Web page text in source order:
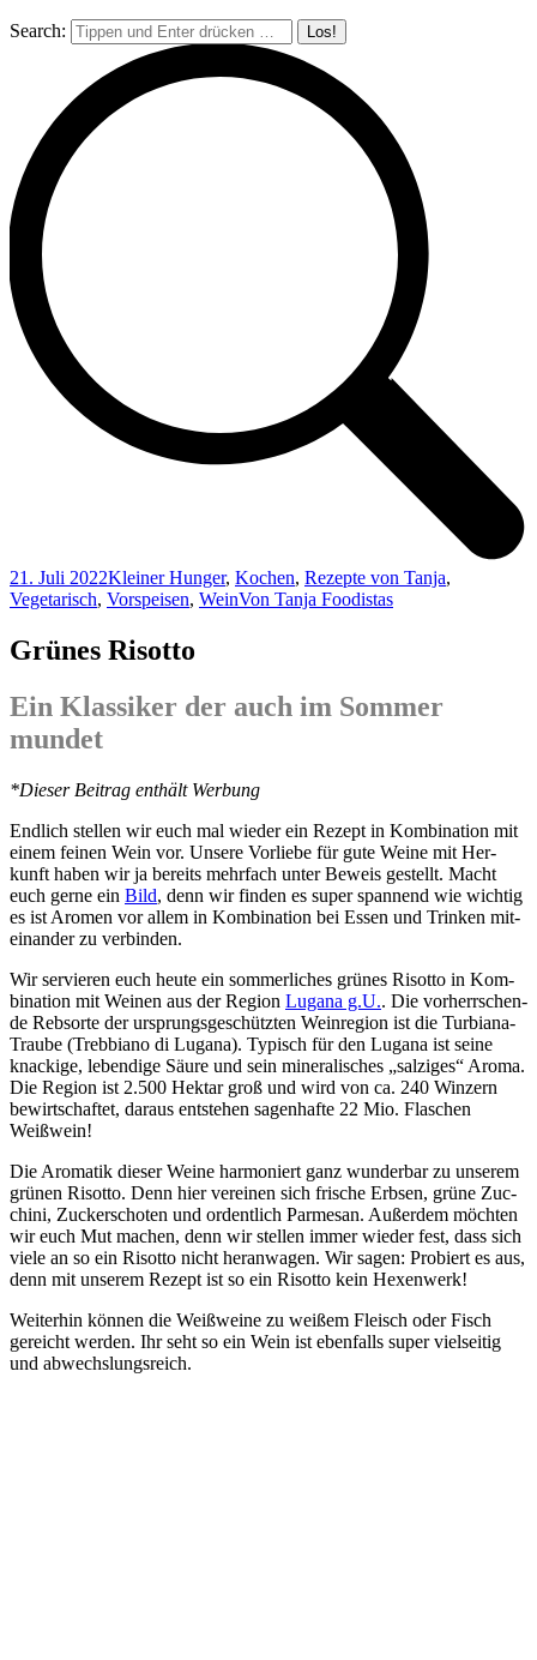
Search:
21. Juli 2022Kleiner Hunger, Kochen, Rezepte von Tanja,
Vegetarisch, Vorspeisen, WeinVon Tanja Foodistas
Grünes Risotto
Ein Klassiker der auch im Sommer
mundet
*Die­ser Bei­trag ent­hält Werbung
End­lich stel­len wir euch mal wie­der ein Rezept in Kom­bi­na­ti­on mit
einem fei­nen Wein vor. Unse­re Vor­lie­be für gute Wei­ne mit Her­
kunft haben wir ja bereits mehr­fach unter Beweis gestellt. Macht
euch ger­ne ein Bild, denn wir fin­den es super span­nend wie wich­tig
es ist Aro­men vor allem in Kom­bi­na­ti­on bei Essen und Trin­ken mit­
ein­an­der zu verbinden.
Wir ser­vie­ren euch heu­te ein som­mer­li­ches grü­nes Risot­to in Kom­
bi­na­ti­on mit Wei­nen aus der Regi­on Lug­a­na g.U.. Die vor­herr­schen­
de Reb­sor­te der ursprungs­ge­schütz­ten Wein­re­gi­on ist die Tur­bia­na-
Trau­be (Treb­bia­no di Lug­a­na). Typisch für den Lug­a­na ist sei­ne
kna­cki­ge, leben­di­ge Säu­re und sein mine­ra­li­sches „sal­zi­ges“ Aro­ma.
Die Regi­on ist 2.500 Hekt­ar groß und wird von ca. 240 Win­zern
bewirt­schaf­tet, dar­aus ent­ste­hen sagen­haf­te 22 Mio. Fla­schen
Weißwein!
Die Aro­ma­tik die­ser Wei­ne har­mo­niert ganz wun­der­bar zu unse­rem
grü­nen Risot­to. Denn hier ver­ei­nen sich fri­sche Erb­sen, grü­ne Zuc­
chi­ni, Zucker­scho­ten und ordent­lich Par­me­san. Außer­dem möch­ten
wir euch Mut machen, denn wir stel­len immer wie­der fest, dass sich
vie­le an so ein Risot­to nicht her­an­wa­gen. Wir sagen: Pro­biert es aus,
denn mit unse­rem Rezept ist so ein Risot­to kein Hexenwerk!
Wei­ter­hin kön­nen die Weiß­wei­ne zu wei­ßem Fleisch oder Fisch
gereicht wer­den. Ihr seht so ein Wein ist eben­falls super viel­sei­tig
und abwechslungsreich.